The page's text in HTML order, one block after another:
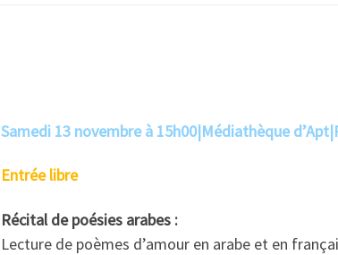
Samedi 13 novembre à 15h00|Médiathèque d’Apt|
Entrée libre
Récital de poésies arabes :
Lecture de poèmes d’amour en arabe et en